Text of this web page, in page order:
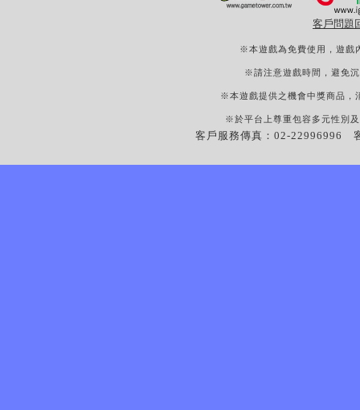
客戶問題
※本遊戲為免費使用，遊戲
※請注意遊戲時間，避免
※本遊戲提供之機會中獎商品，
※於平台上尊重包容多元性別
客戶服務傳真：02-22996996